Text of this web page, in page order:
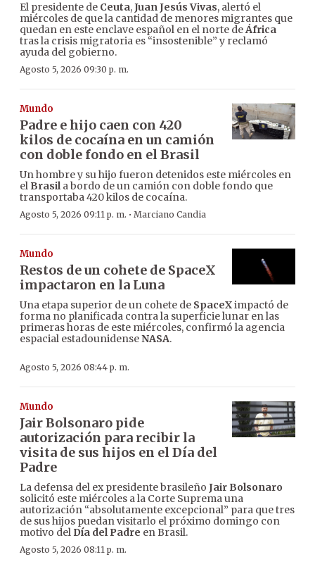
El presidente de Ceuta,Juan Jesús Vivas, alertó el
miércoles de que la cantidad de menores migrantes que
quedan en este enclave español en el norte deÁfrica
tras la crisis migratoria es “insostenible” y reclamó
ayuda del gobierno.
Agosto 5, 2026 09:30 p. m.
Mundo
Padre e hijo caen con 420
kilos de cocaína en un camión
con doble fondo en el Brasil
Un hombre y su hijo fueron detenidos este miércoles en
el Brasila bordo de un camión con doble fondo que
transportaba 420 kilos de cocaína.
Agosto 5, 2026 09:11 p. m. · Marciano Candia
Mundo
Restos de un cohete de SpaceX
impactaron en la Luna
Una etapa superior de un cohete de SpaceXimpactó de
forma no planificada contra la superficie lunar en las
primeras horas de este miércoles, confirmó la agencia
espacial estadounidenseNASA.
Agosto 5, 2026 08:44 p. m.
Mundo
Jair Bolsonaro pide
autorización para recibir la
visita de sus hijos en el Día del
Padre
La defensa del ex presidente brasileño Jair Bolsonaro
solicitó este miércoles a la Corte Suprema una
autorización “absolutamente excepcional” para que tres
de sus hijos puedan visitarlo el próximo domingo con
motivo del Día del Padre en Brasil.
Agosto 5, 2026 08:11 p. m.